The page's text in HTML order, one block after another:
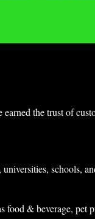
the trust of
schools,
food & beverage, pet